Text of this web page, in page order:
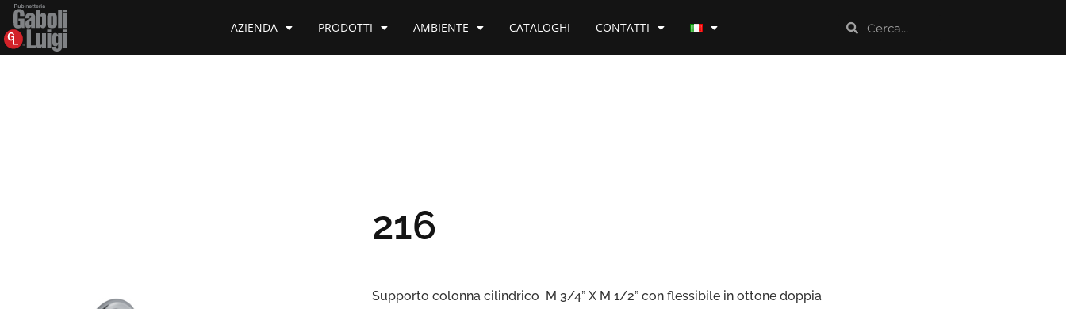
AZIENDA PRODOTTI AMBIENTE CATALOGHI CONTATTI
216
Supporto colonna cilindrico M 3/4” X M 1/2” con flessibile in ottone doppia